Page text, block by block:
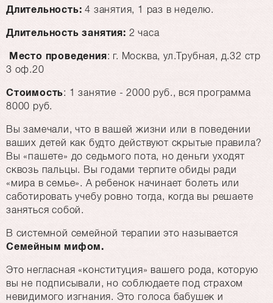
Длительность: 4 занятия, 1 раз в неделю.
Длительность занятия: 2 часа
Место проведения: г. Москва, ул.Трубная, д.32 стр
3 оф.20
Стоимость: 1 занятие - 2000 руб., вся программа
8000 руб.
Вы замечали, что в вашей жизни или в поведении
ваших детей как будто действуют скрытые правила?
Вы «пашете» до седьмого пота, но деньги уходят
сквозь пальцы. Вы годами терпите обиды ради
«мира в семье». А ребенок начинает болеть или
саботировать учебу ровно тогда, когда вы решаете
заняться собой.
В системной семейной терапии это называется
Семейным мифом.
Это негласная «конституция» вашего рода, которую
вы не подписывали, но соблюдаете под страхом
невидимого изгнания. Это голоса бабушек и